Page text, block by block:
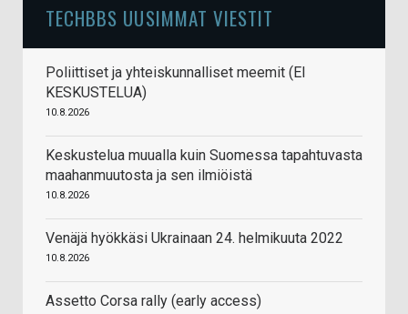
TECHBBS UUSIMMAT VIESTIT
Poliittiset ja yhteiskunnalliset meemit (EI
KESKUSTELUA)
10.8.2026
Keskustelua muualla kuin Suomessa tapahtuvasta
maahanmuutosta ja sen ilmiöistä
10.8.2026
Venäjä hyökkäsi Ukrainaan 24. helmikuuta 2022
10.8.2026
Assetto Corsa rally (early access)